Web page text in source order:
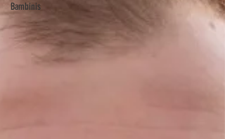
Bambinis